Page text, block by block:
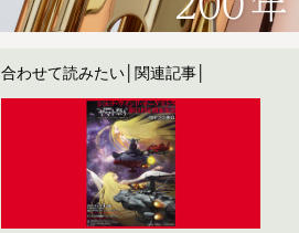
合わせて読みたい│関連記事│